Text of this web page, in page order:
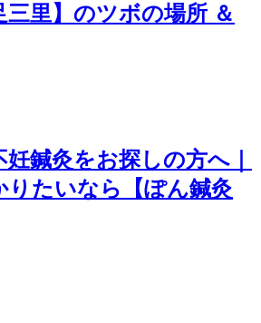
三里】のツボの場所 ＆
妊鍼灸をお探しの方へ｜
りたいなら【ぽん鍼灸